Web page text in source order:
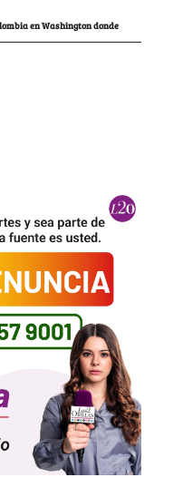
en Washington donde